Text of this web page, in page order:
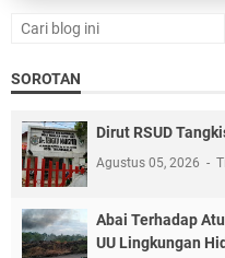
SOROTAN
Dirut RSUD
Agustus 05, 2026
Abai Terhadap
UU Lingkungan